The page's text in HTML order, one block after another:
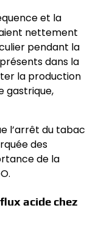
et la
nettement
pendant la
dans la
la production
gastrique,
l’arrêt du tabac
des
de la
acide chez